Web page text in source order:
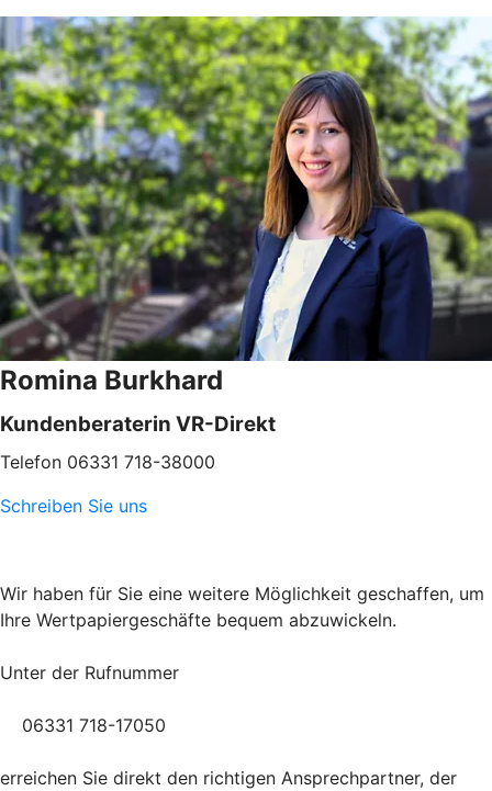
Romina Burkhard
Kundenberaterin VR-Direkt
Telefon 06331 718-38000
Schreiben Sie uns
Wir haben für Sie eine weitere Möglichkeit geschaffen, um
Ihre Wertpapiergeschäfte bequem abzuwickeln.
Unter der Rufnummer
06331 718-17050
erreichen Sie direkt den richtigen Ansprechpartner, der